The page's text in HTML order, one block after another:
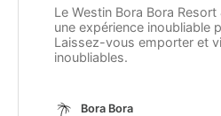
Le Westin Bora Bora
une expérience inoubliable
Laissez-vous emporter et
inoubliables.
Bora Bora